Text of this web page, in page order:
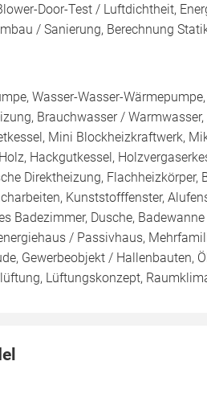
Door-Test / Luftdichtheit,
/ Sanierung, Berechnung
Wasser-Wasser-
Brauchwasser /
Mini Blockheizkraftwerk,
Hackgutkessel,
Direktheizung, Flachheizkörper,
Kunststofffenster,
Badezimmer, Dusche,
/ Passivhaus,
Gewerbeobjekt / Hallenbauten,
Lüftungskonzept,